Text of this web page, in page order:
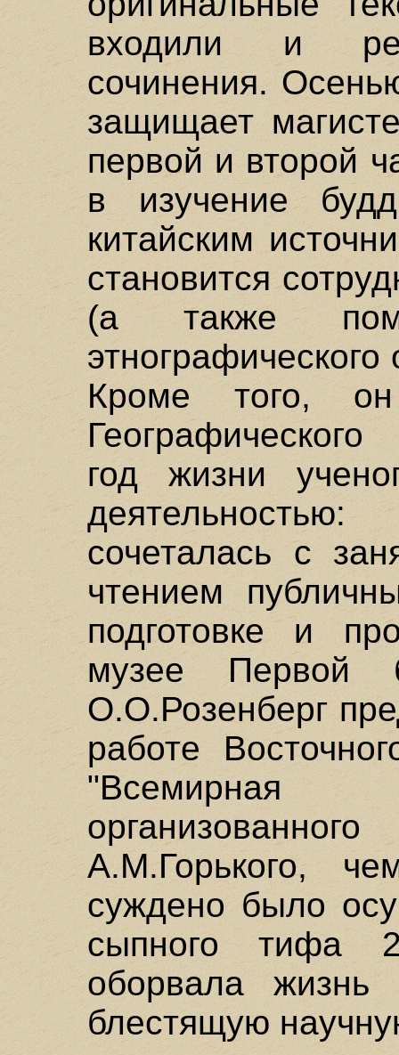
входили и
сочинения.
защищает
первой и второй
в изучение
китайским
становится
(а также
Кроме того, он
год жизни
сочеталась с
чтением
подготовке и
музее Первой
О.О.Розенберг
работе
А.М.Горького,
суждено было
сыпного тифа
оборвала жизнь
блестящую